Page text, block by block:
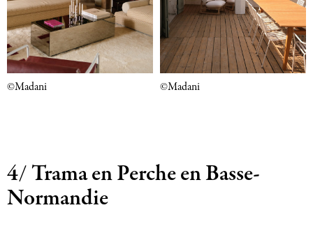
©Madani ©Madani
4/ Trama en Perche en Basse-
Normandie